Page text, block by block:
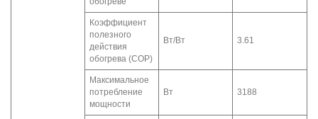
Коэффициент
полезного
действия
обогрева (COP)
Вт/Вт 3.61
Максимальное
потребление
мощности
Вт 3188